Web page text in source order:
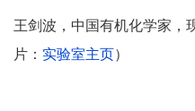
王剑波，中国有机化学家，
片： 实验室主页）